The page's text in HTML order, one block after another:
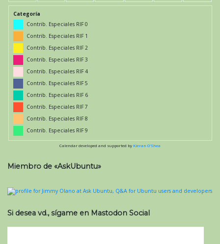
Categoría
Contrib. Especiales RIF 0
Contrib. Especiales RIF 1
Contrib. Especiales RIF 2
Contrib. Especiales RIF 3
Contrib. Especiales RIF 4
Contrib. Especiales RIF 5
Contrib. Especiales RIF 6
Contrib. Especiales RIF 7
Contrib. Especiales RIF 8
Contrib. Especiales RIF 9
Calendar developed and supported by Kieran O'Shea
Miembro de «AskUbuntu»
Si desea vd., sígame en Mastodon Social